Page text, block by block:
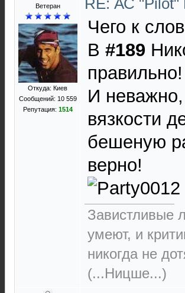
Ветеран
Откуда: Киев
Сообщений: 10 559
Репутация: 1514
RE: АС
Чего к
В #189
правильно!
И неважно,
вязкости
бешеную
верно!
Завистливые
умеют, и
никогда не
(...Ницше...)